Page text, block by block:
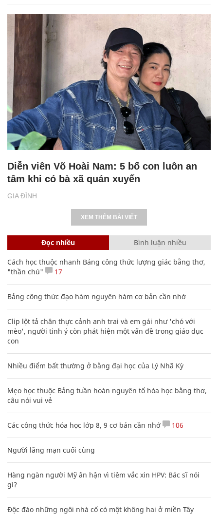
GIA ĐÌNH
Diễn viên Võ Hoài Nam: 5 bố con luôn an
tâm khi có bà xã quán xuyến
XEM THÊM BÀI VIẾT
Đọc nhiều Bình luận nhiều
Cách học thuộc nhanh Bảng công thức lượng giác bằng thơ,
"thần chú"
17
Bảng công thức đạo hàm nguyên hàm cơ bản cần nhớ
Clip lột tả chân thực cảnh anh trai và em gái như 'chó với
mèo', người tinh ý còn phát hiện một vấn đề trong giáo dục
con
Nhiều điểm bất thường ở bằng đại học của Lý Nhã Kỳ
Mẹo học thuộc Bảng tuần hoàn nguyên tố hóa học bằng thơ,
câu nói vui vẻ
Các công thức hóa học lớp 8, 9 cơ bản cần nhớ 106
Người lãng mạn cuối cùng
Hàng ngàn người Mỹ ân hận vì tiêm vắc xin HPV: Bác sĩ nói
gì?
Độc đáo những ngôi nhà cổ có một không hai ở miền Tây